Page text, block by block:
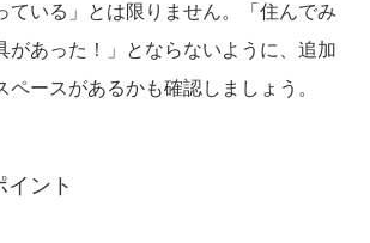
ている」とは限りません。「住んでみ
があった！」とならないように、追加
ペースがあるかも確認しましょう。
イント